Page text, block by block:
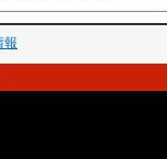
報